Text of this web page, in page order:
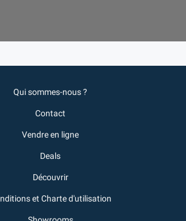
Qui sommes-nous ?
Contact
Vendre en ligne
Deals
Découvrir
et Charte d'utilisation